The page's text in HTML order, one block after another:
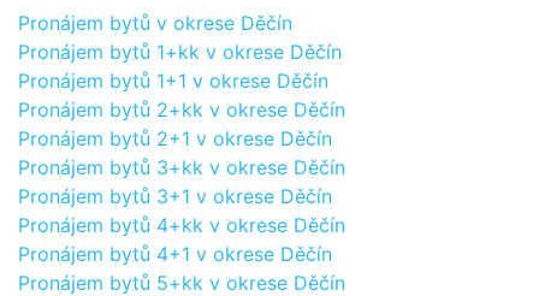
Pronájem bytů v okrese Děčín
Pronájem bytů 1+kk v okrese Děčín
Pronájem bytů 1+1 v okrese Děčín
Pronájem bytů 2+kk v okrese Děčín
Pronájem bytů 2+1 v okrese Děčín
Pronájem bytů 3+kk v okrese Děčín
Pronájem bytů 3+1 v okrese Děčín
Pronájem bytů 4+kk v okrese Děčín
Pronájem bytů 4+1 v okrese Děčín
Pronájem bytů 5+kk v okrese Děčín